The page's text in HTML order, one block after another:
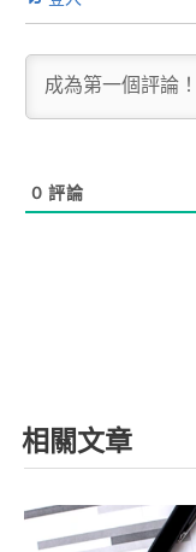
0 評論
相關文章